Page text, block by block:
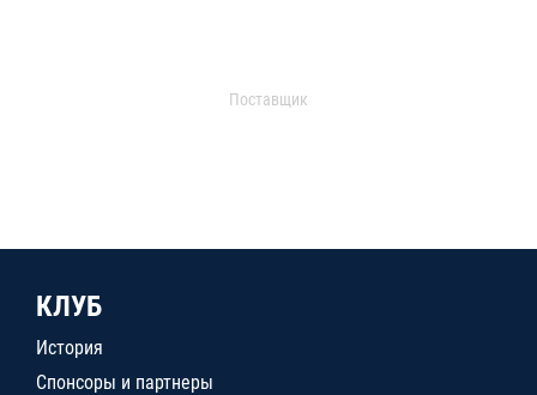
Поставщик
КЛУБ
История
Спонсоры и партнеры